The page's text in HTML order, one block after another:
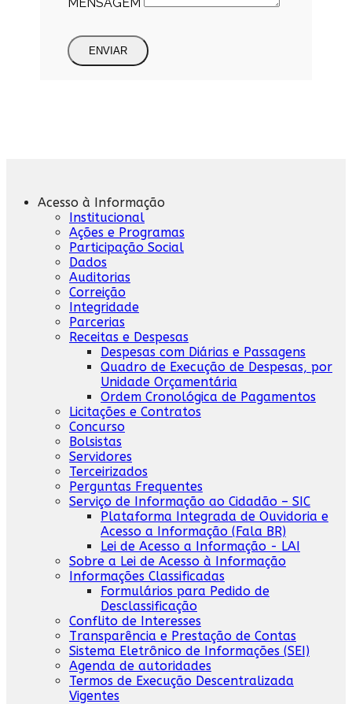
MENSAGEM
ENVIAR
Acesso à Informação
Institucional
Ações e Programas
Participação Social
Dados
Auditorias
Correição
Integridade
Parcerias
Receitas e Despesas
Despesas com Diárias e Passagens
Quadro de Execução de Despesas, por
Unidade Orçamentária
Ordem Cronológica de Pagamentos
Licitações e Contratos
Concurso
Bolsistas
Servidores
Terceirizados
Perguntas Frequentes
Serviço de Informação ao Cidadão – SIC
Plataforma Integrada de Ouvidoria e
Acesso a Informação (Fala BR)
Lei de Acesso a Informação - LAI
Sobre a Lei de Acesso à Informação
Informações Classificadas
Formulários para Pedido de
Desclassificação
Conflito de Interesses
Transparência e Prestação de Contas
Sistema Eletrônico de Informações (SEI)
Agenda de autoridades
Termos de Execução Descentralizada
Vigentes